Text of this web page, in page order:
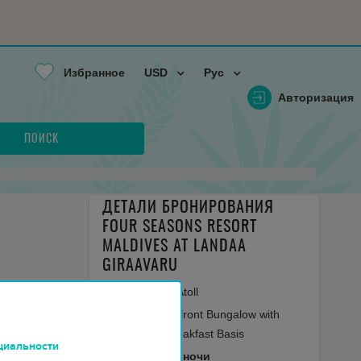
Избранное USD
Рус
Авторизация
ПОИСК
ДЕТАЛИ БРОНИРОВАНИЯ
FOUR SEASONS RESORT
MALDIVES AT LANDAA
GIRAAVARU
Maldives, Baa Atoll
Premier Oceanfront Bungalow with
Pool, Bed & Breakfast Basis
ночи